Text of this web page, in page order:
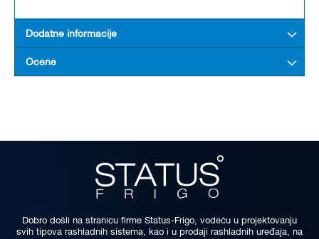
Dodatne informacije
Ocene
Dobro došli na stranicu firme Status-Frigo, vodeću u projektovanju
svih tipova rashladnih sistema, kao i u prodaji rashladnih uređaja, na